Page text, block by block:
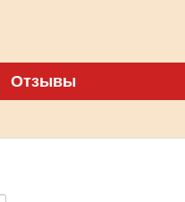
Отзывы